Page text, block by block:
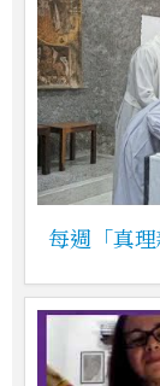
每週「真